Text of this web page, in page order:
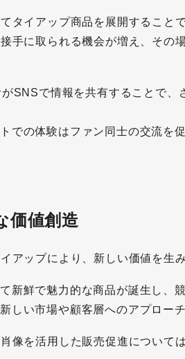
タイアップ商品を展開すること
手に取られる機会が増え、その
SNSで情報を共有することで、
での体験はファン同士の交流を
価値創造
アップにより、新しい価値を生
新鮮で魅力的な商品が誕生し、
しい市場や顧客層へのアプロー
像を活用した販売促進について